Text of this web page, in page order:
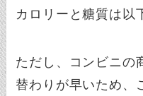
カロリーと糖質は以
ただし、コンビニの
替わりが早いため、